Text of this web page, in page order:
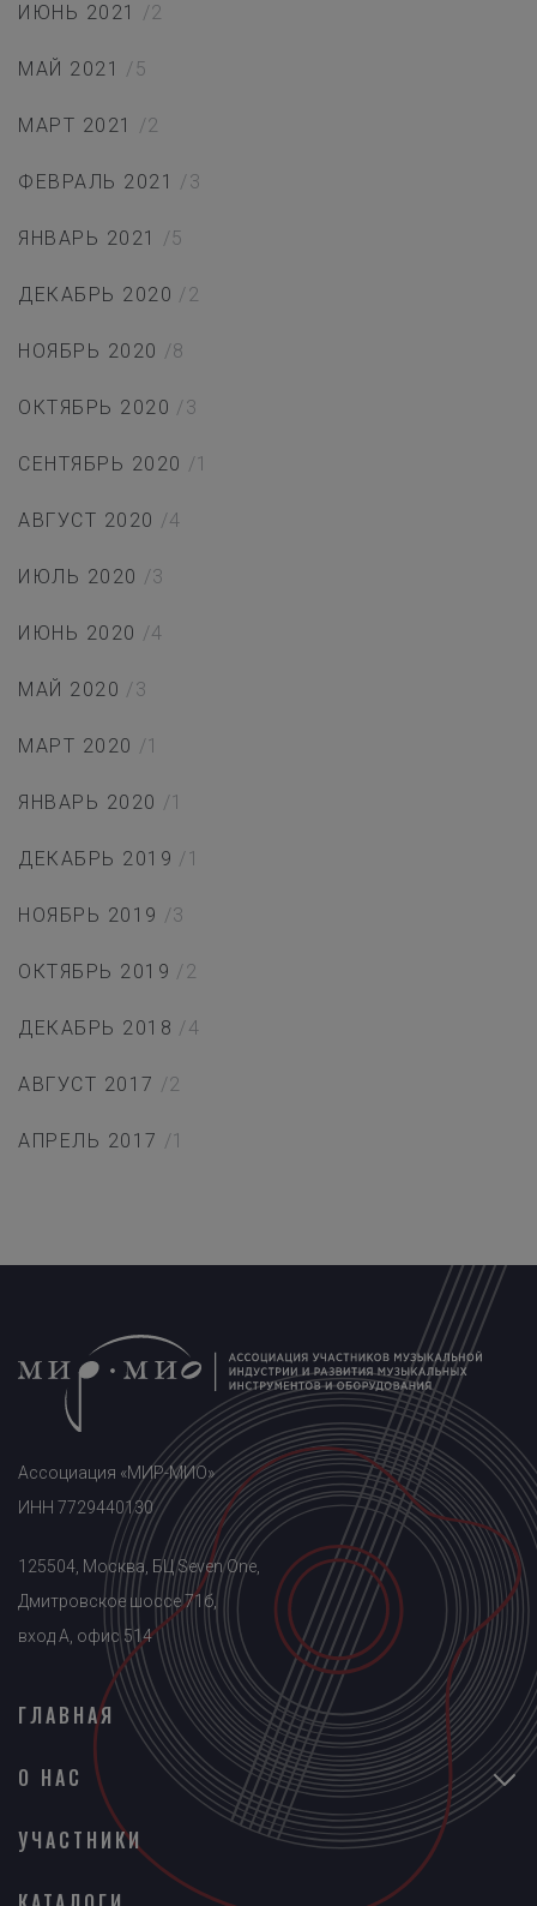
ИЮНЬ 2021 /2
МАЙ 2021 /5
МАРТ 2021 /2
ФЕВРАЛЬ 2021 /3
ЯНВАРЬ 2021 /5
ДЕКАБРЬ 2020 /2
НОЯБРЬ 2020 /8
ОКТЯБРЬ 2020 /3
СЕНТЯБРЬ 2020 /1
АВГУСТ 2020 /4
ИЮЛЬ 2020 /3
ИЮНЬ 2020 /4
МАЙ 2020 /3
МАРТ 2020 /1
ЯНВАРЬ 2020 /1
ДЕКАБРЬ 2019 /1
НОЯБРЬ 2019 /3
ОКТЯБРЬ 2019 /2
ДЕКАБРЬ 2018 /4
АВГУСТ 2017 /2
АПРЕЛЬ 2017 /1
Ассоциация «МИР-МИО»
ИНН 7729440130
125504, Москва, БЦ Seven One,
Дмитровское шоссе 71б,
вход A, офис 514
ГЛАВНАЯ
О НАС
УЧАСТНИКИ